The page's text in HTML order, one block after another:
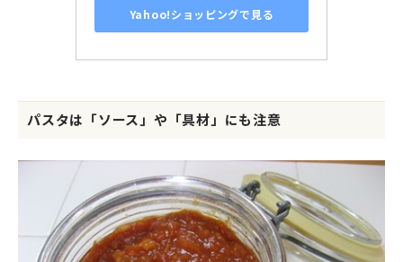
Yahoo!ショッピングで見る
パスタは「ソース」や「具材」にも注意